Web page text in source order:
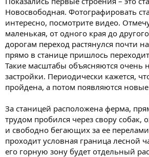
Новосвободная. Фотографировать
интересно, посмотрите видео.
маленькая, от одного края до
дорогам переход растянулся почти
прямо в станице пришлось
Такие масштабы объясняются очень
застройки. Периодически кажется,
пройдена, а потом появляются
За станицей расположена ферма,
трудом пробился через свору
и свободно бегающих за ее
проходит условная граница лесной
его горную зону будет отдельный